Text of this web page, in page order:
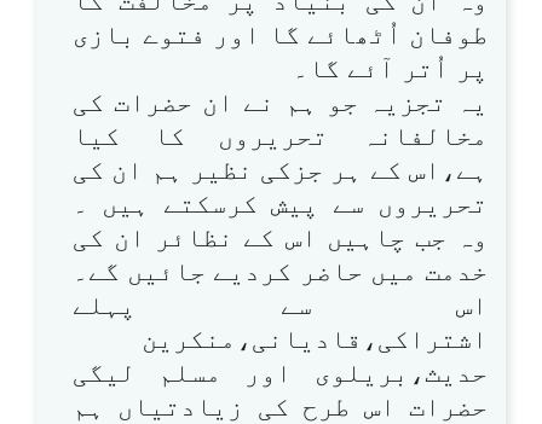
طوفان اُٹھائے گا اور فتوے بازی
پر اُتر آئے گا۔
یہ تجزیہ جو ہم نے ان حضرات کی
مخالفانہ تحریروں کا کیا
ہے،اس کے ہر جزکی نظیر ہم ان کی
تحریروں سے پیش کرسکتے ہیں ۔
وہ جب چاہیں اس کے نظائر ان کی
خدمت میں حاضر کردیے جائیں گے۔
اس سے پہلے
اشتراکی،قادیانی،منکرین
حدیث،بریلوی اور مسلم لیگی
حضرات اس طرح کی زیادتیاں ہم